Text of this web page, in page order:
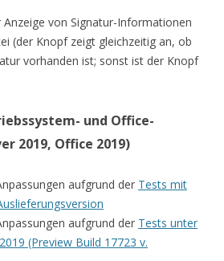
Anzeige von Signatur-Informationen
(der Knopf zeigt gleichzeitig an, ob
vorhanden ist; sonst ist der Knopf
und Office-
2019, Office 2019)
aufgrund der Tests mit
aufgrund der Tests unter
(Preview Build 17723 v.